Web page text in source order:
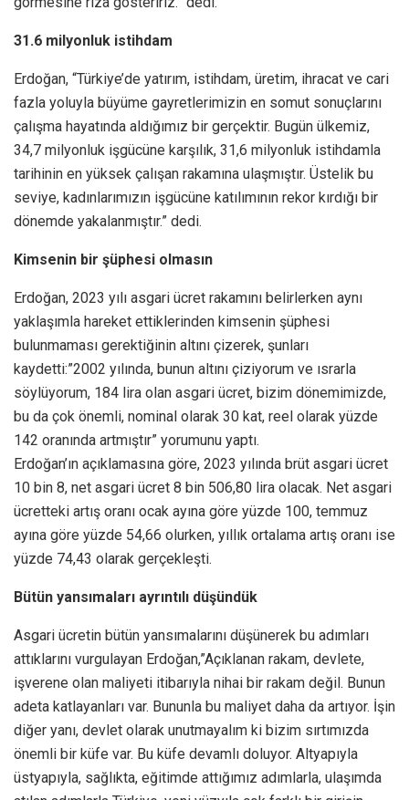
31.6 milyonluk istihdam
Erdoğan, “Türkiye’de yatırım, istihdam, üretim, ihracat ve cari
fazla yoluyla büyüme gayretlerimizin en somut sonuçlarını
çalışma hayatında aldığımız bir gerçektir. Bugün ülkemiz,
34,7 milyonluk işgücüne karşılık, 31,6 milyonluk istihdamla
tarihinin en yüksek çalışan rakamına ulaşmıştır. Üstelik bu
seviye, kadınlarımızın işgücüne katılımının rekor kırdığı bir
dönemde yakalanmıştır.” dedi.
Kimsenin bir şüphesi olmasın
Erdoğan, 2023 yılı asgari ücret rakamını belirlerken aynı
yaklaşımla hareket ettiklerinden kimsenin şüphesi
bulunmaması gerektiğinin altını çizerek, şunları
kaydetti:”2002 yılında, bunun altını çiziyorum ve ısrarla
söylüyorum, 184 lira olan asgari ücret, bizim dönemimizde,
bu da çok önemli, nominal olarak 30 kat, reel olarak yüzde
142 oranında artmıştır” yorumunu yaptı.
Erdoğan’ın açıklamasına göre, 2023 yılında brüt asgari ücret
10 bin 8, net asgari ücret 8 bin 506,80 lira olacak. Net asgari
ücretteki artış oranı ocak ayına göre yüzde 100, temmuz
ayına göre yüzde 54,66 olurken, yıllık ortalama artış oranı ise
yüzde 74,43 olarak gerçekleşti.
Bütün yansımaları ayrıntılı düşündük
Asgari ücretin bütün yansımalarını düşünerek bu adımları
attıklarını vurgulayan Erdoğan,”Açıklanan rakam, devlete,
işverene olan maliyeti itibarıyla nihai bir rakam değil. Bunun
adeta katlayanları var. Bununla bu maliyet daha da artıyor. İşin
diğer yanı, devlet olarak unutmayalım ki bizim sırtımızda
önemli bir küfe var. Bu küfe devamlı doluyor. Altyapıyla
üstyapıyla, sağlıkta, eğitimde attığımız adımlarla, ulaşımda